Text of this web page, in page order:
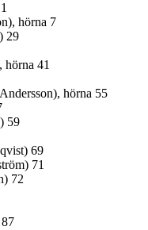
hörna 7
29
hörna 41
hörna 55
59
69
71
72